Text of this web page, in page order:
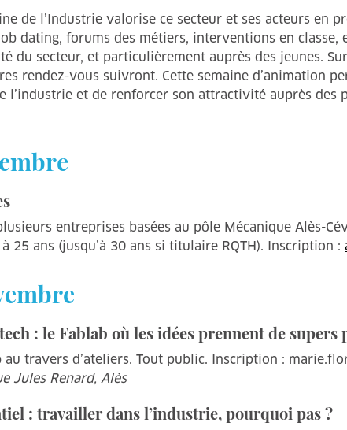
de l’Industrie valorise ce secteur et ses acteurs en
dating, forums des métiers, interventions en
du secteur, et particulièrement auprès des jeunes.
rendez-vous suivront. Cette semaine d’animation
l’industrie et de renforcer son attractivité auprès des
entreprises basées au pôle Mécanique Alès-
25 ans (jusqu’à 30 ans si titulaire RQTH). Inscription :
: le Fablab où les idées prennent de supers
au travers d’ateliers. Tout public. Inscription :
Jules Renard, Alès
: travailler dans l’industrie, pourquoi pas ?